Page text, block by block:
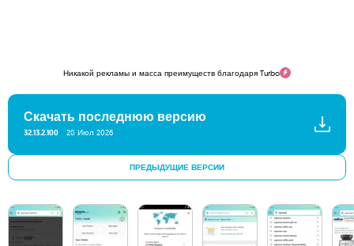
Никакой рекламы и масса преимуществ благодаря Turbo
Скачать последнюю версию
32.13.2.100 20 Июл 2026
ПРЕДЫДУЩИЕ ВЕРСИИ